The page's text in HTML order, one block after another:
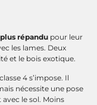
répandu pour leur
les lames. Deux
et le bois exotique.
4 s’impose. Il
nécessite une pose
le sol. Moins